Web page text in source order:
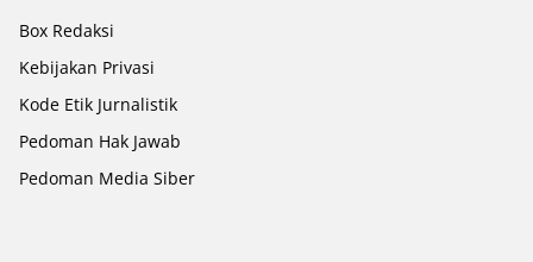
Box Redaksi
Kebijakan Privasi
Kode Etik Jurnalistik
Pedoman Hak Jawab
Pedoman Media Siber